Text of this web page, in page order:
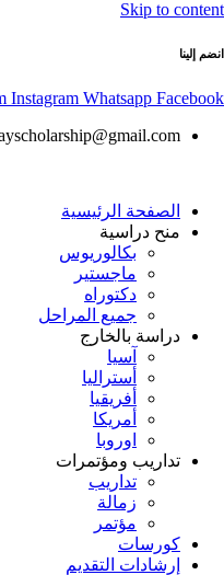
Skip to content
انضم إلينا
Instagram Whatsapp Facebook
الصفحة الرئيسية
منح دراسية
بكالوريوس
ماجستير
دكتوراه
جميع المراحل
دراسة بالخارج
آسيا
أستراليا
أفريقيا
أمريكا
اوروبا
تداريب ومؤتمرات
تداريب
زمالة
مؤتمر
كورسات
إرشادات التقديم